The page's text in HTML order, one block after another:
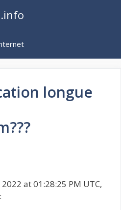
longue
at 01:28:25 PM UTC,